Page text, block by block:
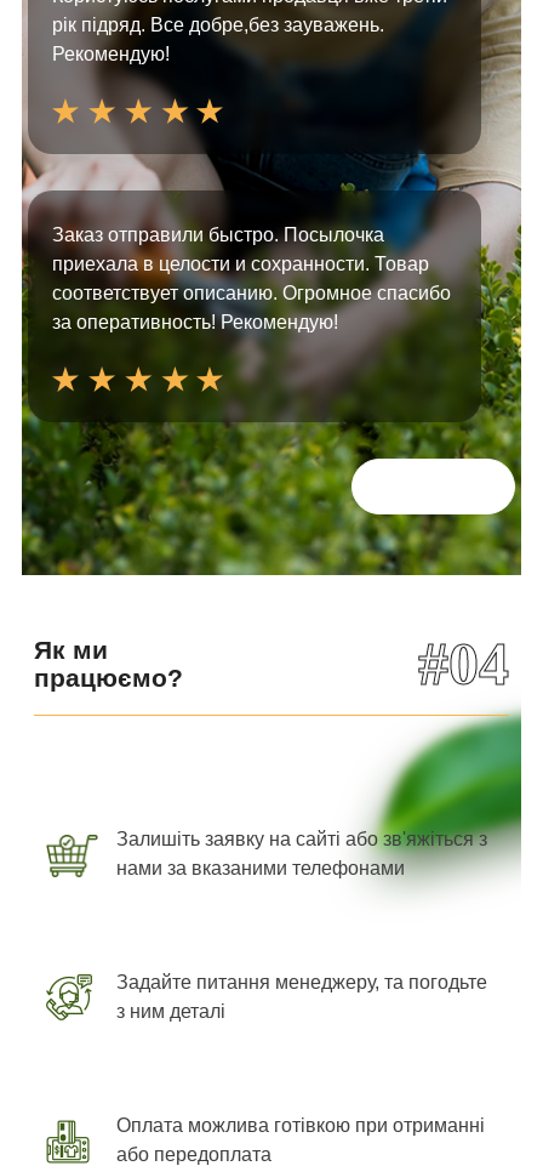
рік підряд. Все добре,без зауважень.
Рекомендую!
Заказ отправили быстро. Посылочка
приехала в целости и сохранности. Товар
соответствует описанию. Огромное спасибо
за оперативность! Рекомендую!
Як ми
працюємо?
#04
Залишіть заявку на сайті або зв'яжіться з
нами за вказаними телефонами
Задайте питання менеджеру, та погодьте
з ним деталі
Оплата можлива готівкою при отриманні
або передоплата